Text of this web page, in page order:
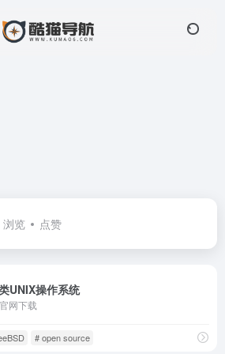
浏览 点赞
UNIX操作系统
网下载
# open source